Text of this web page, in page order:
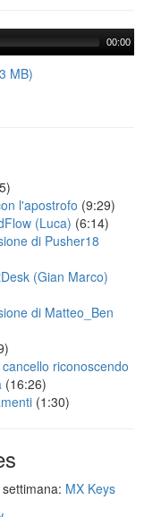
00:00
MB)
l'apostrofo (9:29)
(Luca) (6:14)
di Pusher18
(Gian Marco)
di Matteo_Ben
riconoscendo
(16:26)
(1:30)
MX Keys